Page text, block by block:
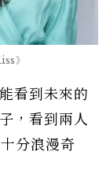
》
看到未來的
，看到兩人
分浪漫奇